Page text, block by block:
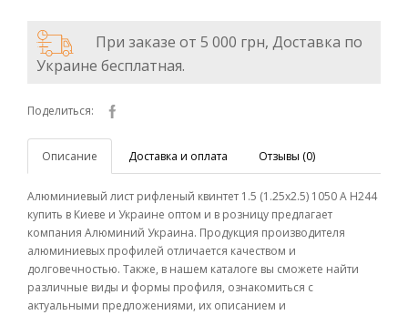
При заказе от 5 000 грн, Доставка по
Украине бесплатная.
Поделиться:
Описание Доставка и оплата Отзывы (0)
Алюминиевый лист рифленый квинтет 1.5 (1.25х2.5) 1050 А Н244
купить в Киеве и Украине оптом и в розницу предлагает
компания Алюминий Украина. Продукция производителя
алюминиевых профилей отличается качеством и
долговечностью. Также, в нашем каталоге вы сможете найти
различные виды и формы профиля, ознакомиться с
актуальными предложениями, их описанием и